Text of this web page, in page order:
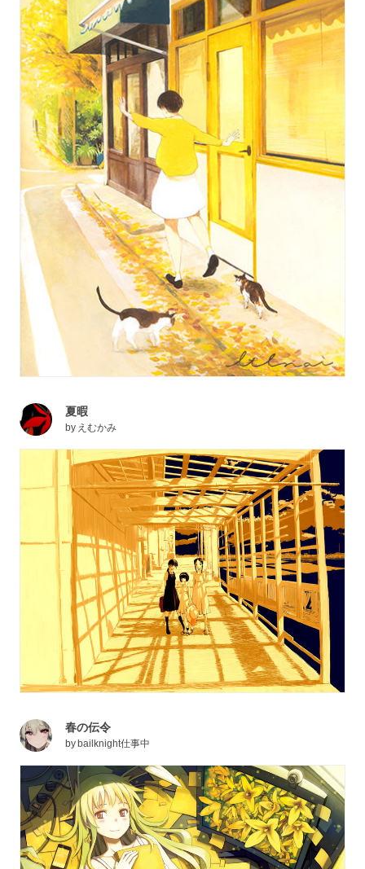
夏暇
by えむかみ
春の伝令
by bailknight仕事中